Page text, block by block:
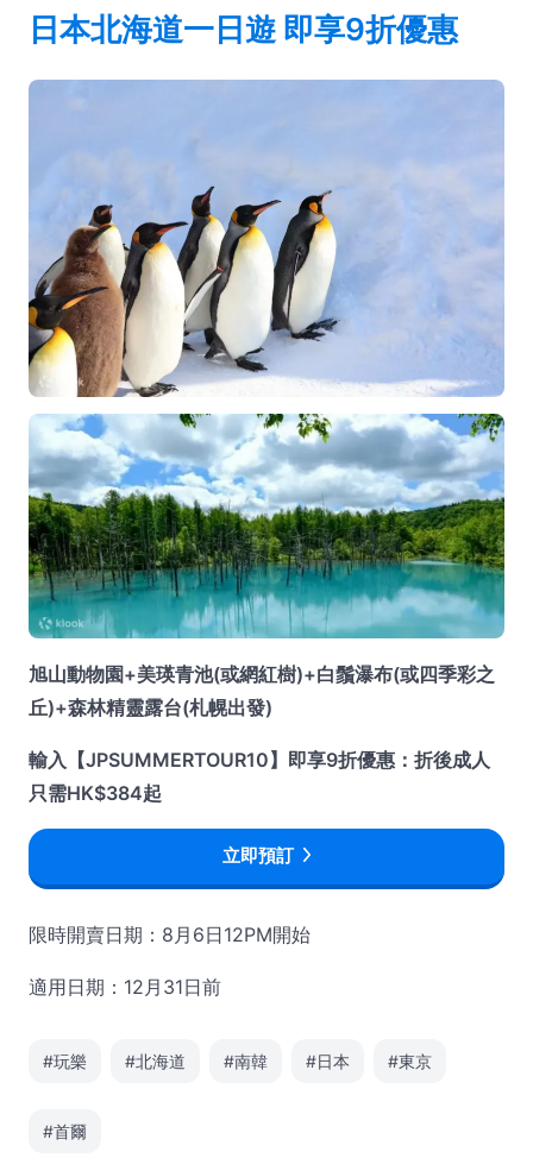
日本北海道一日遊 即享9折優惠
旭山動物園+美瑛青池(或網紅樹)+白鬚瀑布(或四季彩之
丘)+森林精靈露台(札幌出發)
輸入【JPSUMMERTOUR10】即享9折優惠：折後成人
只需HK$384起
立即預訂
限時開賣日期：8月6日12PM開始
適用日期：12月31日前
#玩樂 #北海道 #南韓 #日本 #東京
#首爾